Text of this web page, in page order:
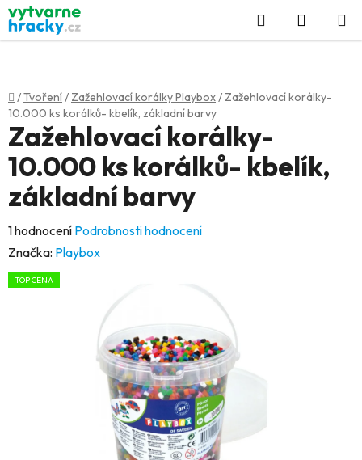
Přejít
na
obsah
Hledat
KOŠÍK
Domů
/Tvoření/ Zažehlovací korálky Playbox/ Zažehlovací korálky-
10.000 ks korálků- kbelík, základní barvy
Zažehlovací korálky-
10.000 ks korálků- kbelík,
základní barvy
Průměrné
hodnocení
produktu
1 hodnocení Podrobnosti hodnocení
Značka: Playbox
TOP CENA